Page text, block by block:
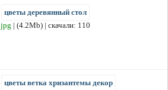
цветы деревянный стол
jpg | (4.2Mb) | скачали: 110
цветы ветка хризантемы декор